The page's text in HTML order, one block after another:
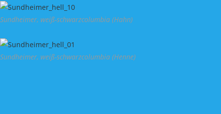
Zum
Inhalt
Sundheimer, weiß-schwarzcolumbia (Hahn)
Sundheimer, weiß-schwarzcolumbia (Henne)